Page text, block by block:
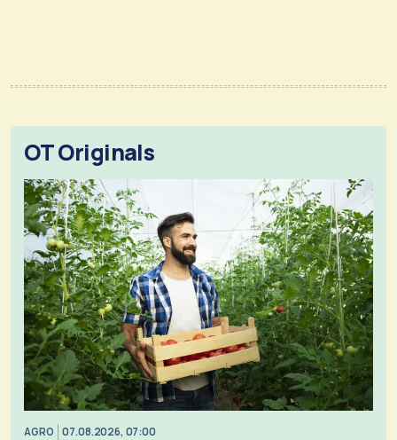
OT Originals
AGRO 07.08.2026, 07:00